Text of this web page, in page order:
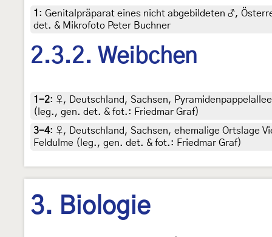
1 : Genitalpräparat eines nicht abgebildeten ♂,
det. & Mikrofoto Peter Buchner
2.3.2. Weibchen
1-2: ♀, Deutschland, Sachsen,
(leg., gen. det. & fot.: Friedmar Graf)
3-4: ♀, Deutschland, Sachsen, ehemalige Ortslage
Feldulme (leg., gen. det. & fot.: Friedmar Graf)
3. Biologie